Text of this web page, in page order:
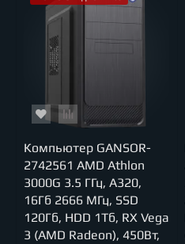
Компьютер GANSOR-
2742561 AMD Athlon
3000G 3.5 ГГц, A320,
16Гб 2666 МГц, SSD
120Гб, HDD 1Тб, RX Vega
3 (AMD Radeon), 450Вт,